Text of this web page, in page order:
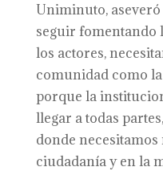
Uniminuto, aseveró
seguir fomentando
los actores,
comunidad como
porque la
llegar a todas
donde
ciudadanía y en la